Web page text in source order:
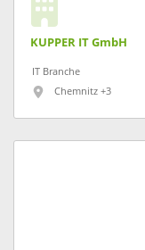
KUPPER IT GmbH
IT Branche
Chemnitz +3